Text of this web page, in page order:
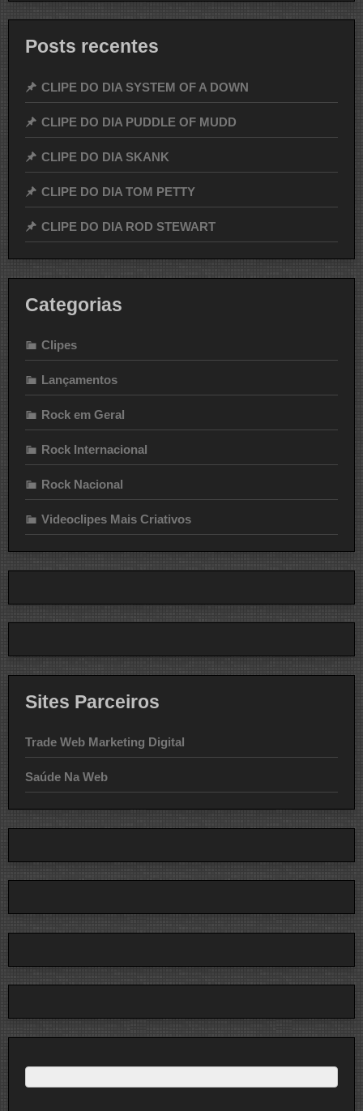
Posts recentes
CLIPE DO DIA SYSTEM OF A DOWN
CLIPE DO DIA PUDDLE OF MUDD
CLIPE DO DIA SKANK
CLIPE DO DIA TOM PETTY
CLIPE DO DIA ROD STEWART
Categorias
Clipes
Lançamentos
Rock em Geral
Rock Internacional
Rock Nacional
Videoclipes Mais Criativos
Sites Parceiros
Trade Web Marketing Digital
Saúde Na Web